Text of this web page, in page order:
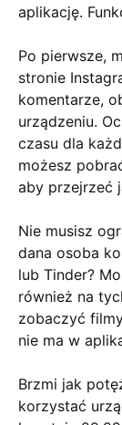
aplikację.
Po pierwsze,
stronie
komentarze,
urządzeniu.
czasu dla
możesz
aby przejrzeć
Nie musisz
dana osoba
lub Tinder?
również na
zobaczyć
nie ma w
Brzmi jak
korzystać